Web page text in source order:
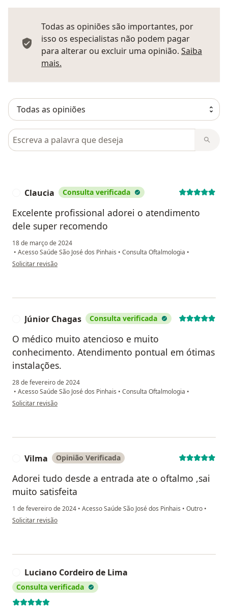
Todas as opiniões são importantes, por
isso os especialistas não podem pagar
para alterar ou excluir uma opinião. Saiba
mais.
Pesquisar em opiniões
Claucia Consulta verificada
Excelente profissional adorei o atendimento
dele super recomendo
18 de março de 2024
• Acesso Saúde São José dos Pinhais • Consulta Oftalmologia •
na opinião do utilizador Claucia
Solicitar revisão
Júnior Chagas Consulta verificada
O médico muito atencioso e muito
conhecimento. Atendimento pontual em ótimas
instalações.
28 de fevereiro de 2024
• Acesso Saúde São José dos Pinhais • Consulta Oftalmologia •
na opinião do utilizador Júnior Chagas
Solicitar revisão
Vilma Opinião Verificada
Adorei tudo desde a entrada ate o oftalmo ,sai
muito satisfeita
1 de fevereiro de 2024 • Acesso Saúde São José dos Pinhais • Outro •
na opinião do utilizador Vilma
Solicitar revisão
Luciano Cordeiro de Lima
Consulta verificada